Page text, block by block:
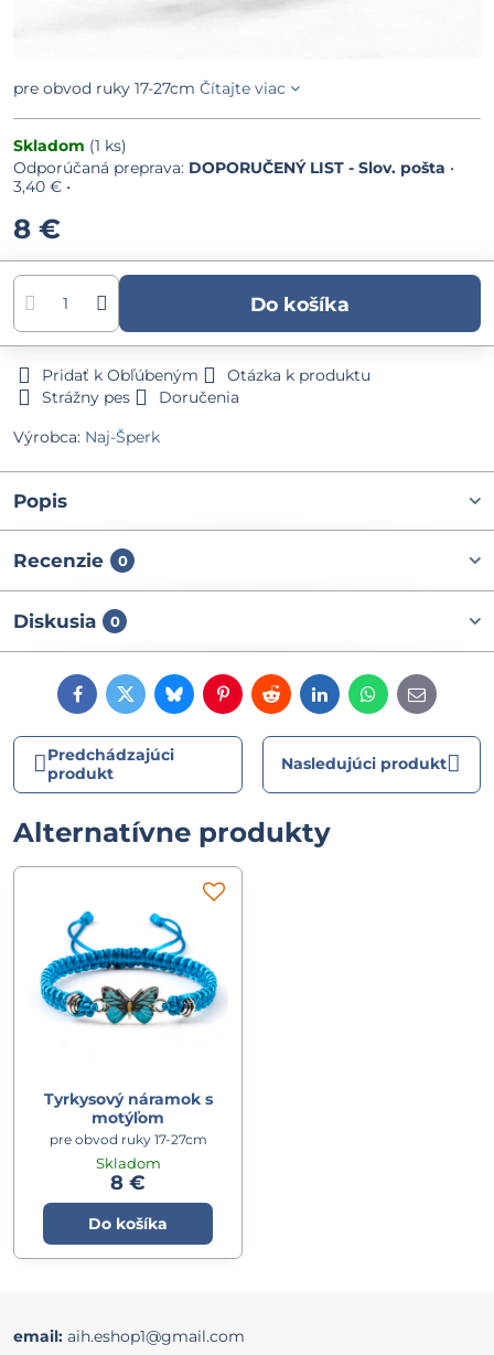
pre obvod ruky 17-27cm Čítajte viac
Skladom (1 ks)
DOPORUČENÝ LIST - Slov. pošta •
3,40 € •
8 €
Do košíka
Pridať k Obľúbeným
Otázka k produktu
Strážny pes
Doručenia
Výrobca: Naj-Šperk
Popis
Recenzie 0
Diskusia 0
FacebookTwitterBlueskyPinterestRedditLinkedInWhatsApp
E-
mail
Predchádzajúci
produkt
Nasledujúci produkt
Alternatívne produkty
Tyrkysový náramok s
motýľom
pre obvod ruky 17-27cm
Skladom
8 €
Do košíka
email: aih.eshop1@gmail.com